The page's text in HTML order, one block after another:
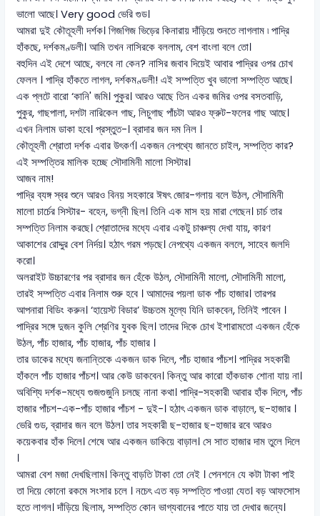
ভালো আছে। Very good ভেরি গুড।
আমরা দুই কৌতূহলী দর্শক। গিজগিজ ভিড়ের কিনারায় দাঁড়িয়ে শুনতে লাগলাম ৷ পাদ্রি
হাঁকছে, দর্শকমণ্ডলী। আমি তখন নাসিরকে বললাম, বেশ বাংলা বলে তো।
বহুদিন এই দেশে আছে, বলবে না কেন? নাসির জবাব দিয়েই আবার পাদ্রির ওপর চোখ
ফেলল । পাদ্রি হাঁকতে লাগল, দর্শকমণ্ডলী! এই সম্পত্তি খুব ভালো সম্পত্তি আছে।
এক প্লটে বারো ‘কানি' জমি। পুকুর। আরও আছে তিন একর জমির ওপর বসতবাড়ি,
পুকুর, গাছপালা, দশটা নারিকেল গাছ, লিচুগাছ পাঁচটা আরও ফ্রুট-ফলের গাছ আছে।
এখন নিলাম ডাকা হবে। প্রস্তুত-। ব্রাদার জন দম নিল ।
কৌতূহলী শ্রোতা দর্শক এবার উৎকর্ণ। একজন নেপথ্যে জানতে চাইল, সম্পত্তি কার?
এই সম্পত্তির মালিক হচ্ছে সৌদামিনী মালো সিস্টার।
আজব নাম!
পাদ্রি ব্যঙ্গ স্বর শুনে আরও বিনয় সহকারে ঈষৎ জোর-গলায় বলে উঠল, সৌদামিনী
মালো চার্চের সিস্টার- বহেন, ভগ্নী ছিল। তিনি এক মাস হয় মারা গেছেন। চার্চ তার
সম্পত্তি নিলাম করছে। শ্রোতাদের মধ্যে এবার একটু চাঞ্চল্য দেখা যায়, কারণ
আকাশের রোদ্দুর বেশ নির্দয়। হঠাৎ গরম পড়ছে। নেপথ্যে একজন বললে, সাহেব জলদি
করো।
অলরাইট উচ্চারণের পর ব্রাদার জন হেঁকে উঠল, সৌদামিনী মালো, সৌদামিনী মালো,
তারই সম্পত্তি এবার নিলাম শুরু হবে । আমাদের পয়লা ডাক পাঁচ হাজার। তারপর
আপনারা বিডিং করুন। ‘হায়েস্ট বিডার’ উচ্চতম মূল্যে যিনি ডাকবেন, তিনিই পাবেন ।
পাদ্রির সঙ্গে দুজন কুলি শ্রেণির যুবক ছিল। তাদের দিকে চোখ ইশারামতো একজন হেঁকে
উঠল, পাঁচ হাজার, পাঁচ হাজার, পাঁচ হাজার ।
তার ডাকের মধ্যে জনান্তিকে একজন ডাক দিলে, পাঁচ হাজার পাঁচশ। পাদ্রির সহকারী
হাঁকলে পাঁচ হাজার পাঁচশ। আর কেউ ডাকবেন। কিন্তু আর কারো হাঁকডাক শোনা যায় না।
অবিশ্যি দর্শক-মধ্যে গুজগুজুনি চলছে নানা কথা। পাদ্রি-সহকারী আবার হাঁক দিলে, পাঁচ
হাজার পাঁচশ-এক-পাঁচ হাজার পাঁচশ - দুই-। হঠাৎ একজন ডাক বাড়ালে, ছ-হাজার ।
ভেরি গুড, ব্রাদার জন বলে উঠল। তার সহকারী ছ-হাজার ছ-হাজার রবে আরও
কয়েকবার হাঁক দিলে। শেষে আর একজন ডাকিয়ে বাড়াল। সে সাত হাজার দাম তুলে দিলে
।
আমরা বেশ মজা দেখছিলাম। কিন্তু বাড়তি টাকা তো নেই । পেনশনে যে কটা টাকা পাই
তা দিয়ে কোনো রকমে সংসার চলে । নচেৎ এত বড় সম্পত্তি পাওয়া যেত। বড় আফসোস
হতে লাগল। দাঁড়িয়ে ছিলাম, সম্পত্তি কোন ভাগ্যবানের পাতে যায় তা দেখার জন্যে।